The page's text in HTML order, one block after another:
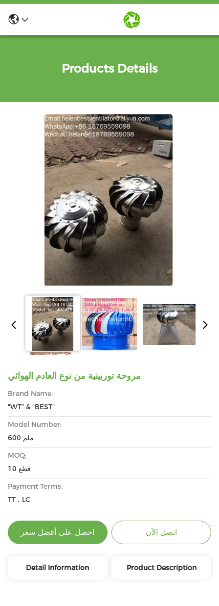
Products Details
مروحة توربينية من نوع العادم الهوائي
Brand Name:
"WT” & “BEST"
Model Number:
600 ملم
MOQ:
10 قطع
Payment Terms:
TT ، LC
احصل على أفضل سعر اتصل الآن
Detail Information Product Description